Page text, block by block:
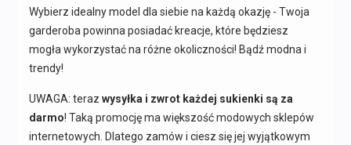
Wybierz idealny model dla siebie na każdą okazję - Twoja
garderoba powinna posiadać kreacje, które będziesz
mogła wykorzystać na różne okoliczności! Bądź modna i
trendy!
UWAGA: teraz wysyłka i zwrot każdej sukienki są za
darmo! Taką promocję ma większość modowych sklepów
internetowych. Dlatego zamów i ciesz się jej wyjątkowym